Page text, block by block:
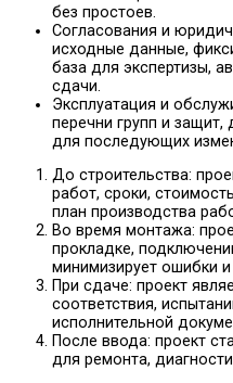
без простоев.
Согласования и
исходные данные,
база для экспертизы,
сдачи.
Эксплуатация и
перечни групп и защит,
для последующих
До строительства:
работ, сроки,
план производства
Во время монтажа:
прокладке,
минимизирует ошибки
При сдаче: проект
соответствия,
исполнительной
После ввода: проект
для ремонта,